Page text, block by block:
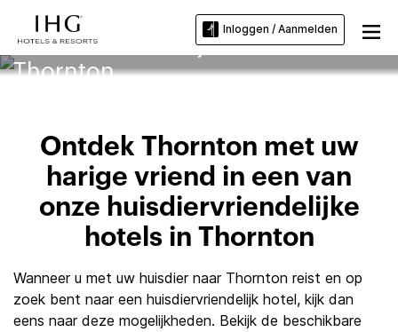
Inloggen / Aanmelden
Huisdiervriendelijke hotels in
Thornton
Ontdek Thornton met uw
harige vriend in een van
onze huisdiervriendelijke
hotels in Thornton
Wanneer u met uw huisdier naar Thornton reist en op
zoek bent naar een huisdiervriendelijk hotel, kijk dan
eens naar deze mogelijkheden. Bekijk de beschikbare